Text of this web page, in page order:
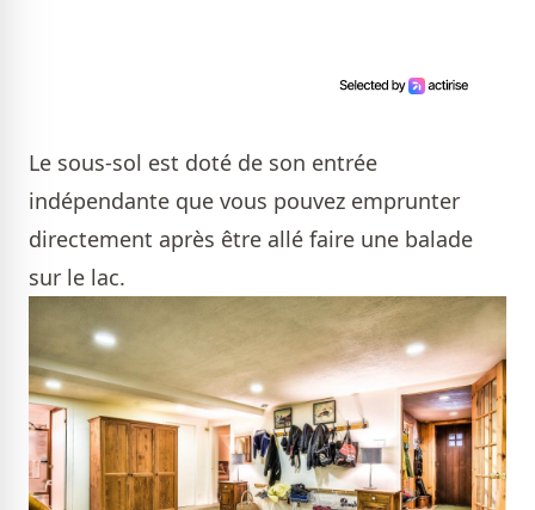
Le sous-sol est doté de son entrée
indépendante que vous pouvez emprunter
directement après être allé faire une balade
sur le lac.